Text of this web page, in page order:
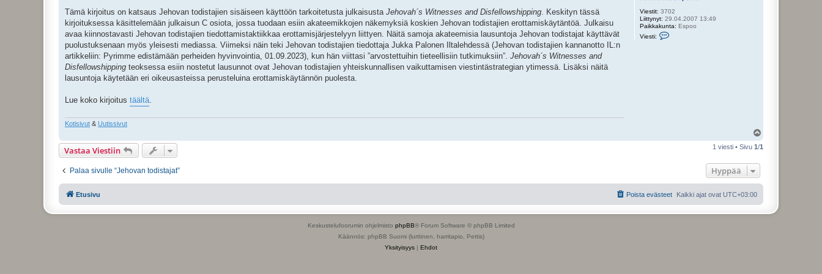
Viestit: 3702
Liittynyt: 29.04.2007 13:49
Paikkakunta: Espoo
Viesti:
e
Tämä kirjoitus on katsaus Jehovan todistajien sisäiseen käyttöön tarkoitetusta julkaisusta Jehovah´s Witnesses and Disfellowshipping. Keskityn tässä
kirjoituksessa käsittelemään julkaisun C osiota, jossa tuodaan esiin akateemikkojen näkemyksiä koskien Jehovan todistajien erottamiskäytäntöä. Julkaisu
avaa kiinnostavasti Jehovan todistajien tiedottamistaktiikkaa erottamisjärjestelyyn liittyen. Näitä samoja akateemisia lausuntoja Jehovan todistajat käyttävät
puolustuksenaan myös yleisesti mediassa. Viimeksi näin teki Jehovan todistajien tiedottaja Jukka Palonen Iltalehdessä (Jehovan todistajien kannanotto IL:n
artikkeliin: Pyrimme edistämään perheiden hyvinvointia, 01.09.2023), kun hän viittasi ”arvostettuihin tieteellisiin tutkimuksiin”. Jehovah´s Witnesses and
Disfellowshipping teoksessa esiin nostetut lausunnot ovat Jehovan todistajien yhteiskunnallisen vaikuttamisen viestintästrategian ytimessä. Lisäksi näitä
lausuntoja käytetään eri oikeusasteissa perusteluina erottamiskäytännön puolesta.
Lue koko kirjoitus täältä.
Kotisivut & Uutissivut
ö
Vastaa Viestiin 1 viesti • Sivu 1/1
Palaa sivulle “Jehovan todistajat” Hyppää
Etusivu Kaikki ajat ovat UTC+03:00
Poista evästeet
Keskustelufoorumin ohjelmisto phpBB® Forum Software © phpBB Limited
Käännös: phpBB Suomi (lurttinen, harritapio, Pettis)
Yksityisyys | Ehdot